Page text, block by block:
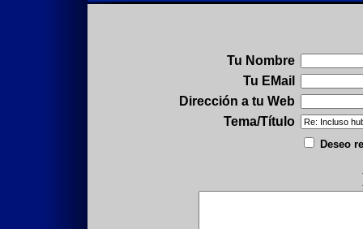
Tu Nombre
Tu EMail
Dirección a tu Web
Tema/Título
Deseo